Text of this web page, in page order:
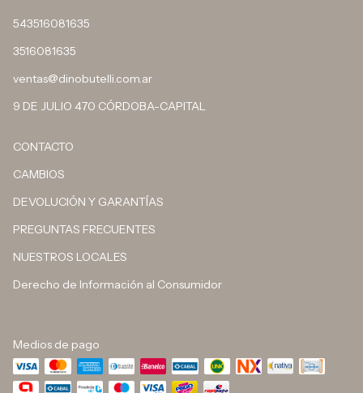
543516081635
3516081635
ventas@dinobutelli.com.ar
9 DE JULIO 470 CÓRDOBA-CAPITAL
CONTACTO
CAMBIOS
DEVOLUCIÓN Y GARANTÍAS
PREGUNTAS FRECUENTES
NUESTROS LOCALES
Derecho de Información al Consumidor
Medios de pago